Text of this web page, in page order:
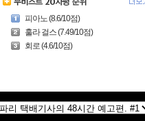
피아노 (8.6/10점)
훌라 걸스 (7.49/10점)
회로 (4.6/10점)